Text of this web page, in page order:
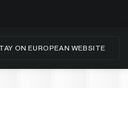
ON EUROPEAN WEBSITE